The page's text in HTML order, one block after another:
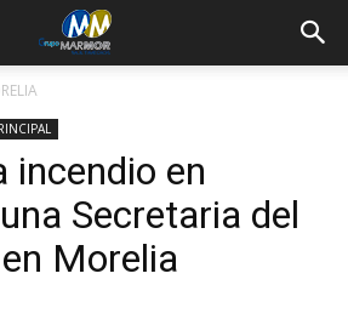
incendio en
Secretaria del
Morelia